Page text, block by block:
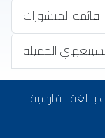
قائمة المنشورات
الجميلة
الفارسية